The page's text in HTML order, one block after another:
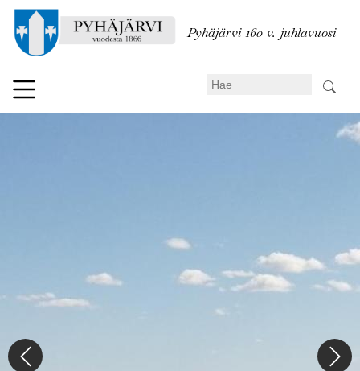
pääsisältöön
Pyhäjärvi 160 v. juhlavuosi
Search